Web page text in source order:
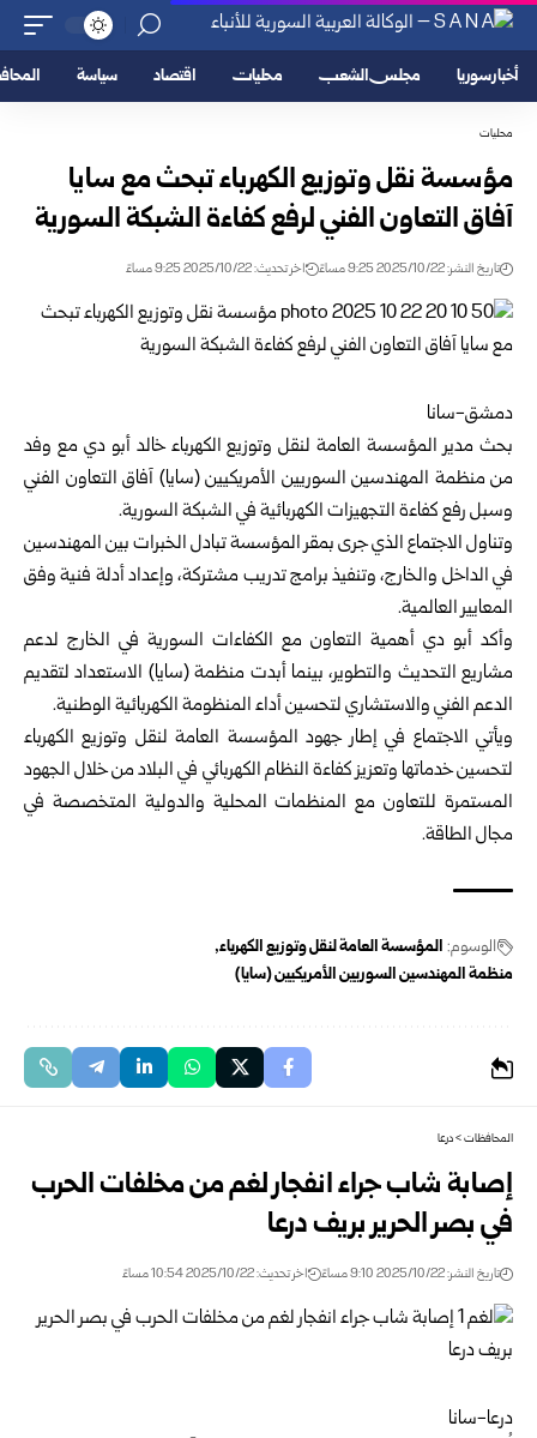
أخبار سوريا مجلس الشعب محليات اقتصاد سياسة
محليات
مؤسسة نقل وتوزيع الكهرباء تبحث مع سايا
آفاق التعاون الفني لرفع كفاءة الشبكة السورية
تاريخ النشر: 2025/10/22 9:25 مساءً اخر تحديث: 2025/10/22 9:25 مساءً
دمشق-سانا
بحث مدير المؤسسة العامة لنقل وتوزيع الكهرباء خالد أبو دي مع وفد
من منظمة المهندسين السوريين الأمريكيين (سايا) آفاق التعاون الفني
وسبل رفع كفاءة التجهيزات الكهربائية في الشبكة السورية.
وتناول الاجتماع الذي جرى بمقر المؤسسة تبادل الخبرات بين المهندسين
في الداخل والخارج، وتنفيذ برامج تدريب مشتركة، وإعداد أدلة فنية وفق
المعايير العالمية.
وأكد أبو دي أهمية التعاون مع الكفاءات السورية في الخارج لدعم
مشاريع التحديث والتطوير، بينما أبدت منظمة (سايا) الاستعداد لتقديم
الدعم الفني والاستشاري لتحسين أداء المنظومة الكهربائية الوطنية.
ويأتي الاجتماع في إطار جهود المؤسسة العامة لنقل وتوزيع الكهرباء
لتحسين خدماتها وتعزيز كفاءة النظام الكهربائي في البلاد من خلال الجهود
المستمرة للتعاون مع المنظمات المحلية والدولية المتخصصة في
مجال الطاقة.
الوسوم: المؤسسة العامة لنقل وتوزيع الكهرباء
منظمة المهندسين السوريين الأمريكيين (سايا)
المحافظات>درعا
إصابة شاب جراء انفجار لغم من مخلفات الحرب
في بصر الحرير بريف درعا
تاريخ النشر: 2025/10/22 9:10 مساءً اخر تحديث: 2025/10/22 10:54 مساءً
درعا-سانا